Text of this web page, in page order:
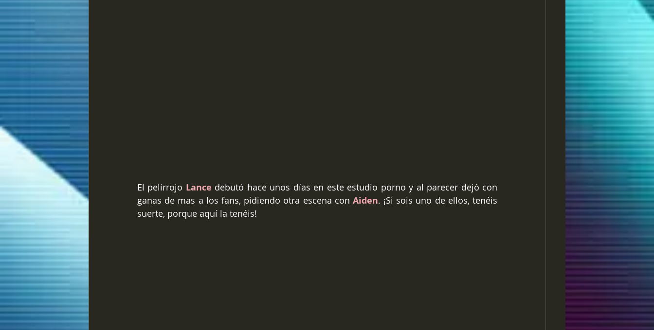
El pelirrojo Lance debutó hace unos días en este estudio porno y al parecer dejó con
ganas de mas a los fans, pidiendo otra escena con Aiden. ¡Si sois uno de ellos, tenéis
suerte, porque aquí la tenéis!